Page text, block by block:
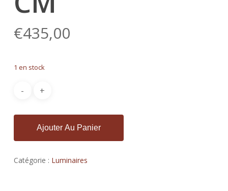
€435,00
1 en stock
Ajouter Au Panier
Catégorie : Luminaires